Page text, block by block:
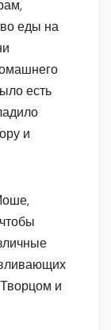
еды на
есть
и
и